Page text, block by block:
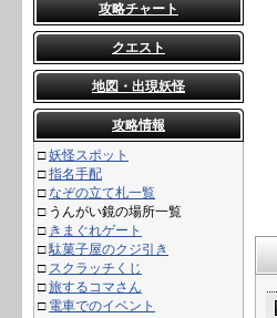
攻略チャート
クエスト
地図・出現妖怪
攻略情報
□妖怪スポット
□指名手配
□なぞの立て札一覧
□ うんがい鏡の場所一覧
□ きまぐれゲート
□駄菓子屋のクジ引き
□ スクラッチくじ
□旅するコマさん
□ 電車でのイベント